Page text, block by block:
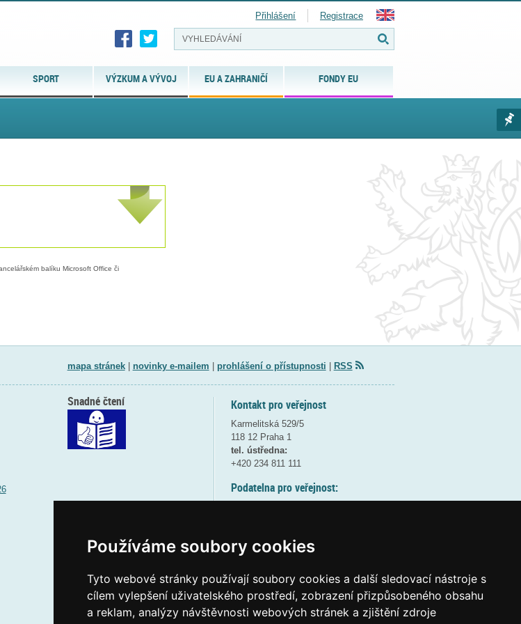
Používáme soubory cookies
Tyto webové stránky používají soubory cookies a další sledovací nástroje s
cílem vylepšení uživatelského prostředí, zobrazení přizpůsobeného obsahu
a reklam, analýzy návštěvnosti webových stránek a zjištění zdroje
SPORT VÝZKUM A VÝVOJ EU A ZAHRANIČÍ FONDY EU
Přihlášení Registrace
balíku Microsoft Office či
mapa stránek| novinky e-mailem prohlášení o přístupnosti RSS
Kontakt pro veřejnost
Karmelitská 529/5
118 12 Praha 1
tel. ústředna:
+420 234 811 111
Podatelna pro veřejnost:
(více informací
Elektronická podatelna:
posta@msmtgov cz
Snadné čtení